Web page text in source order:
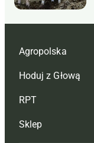
Agropolska
Redakcja
Reklama
Tagi
Hoduj z Głową
Hoduj z głową bydło
Hoduj z głową świnie
RPT
Redakcja
Sklep